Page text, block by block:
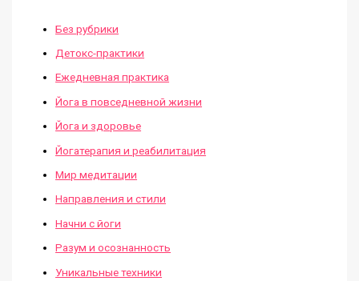
Без рубрики
Детокс-практики
Ежедневная практика
Йога в повседневной жизни
Йога и здоровье
Йогатерапия и реабилитация
Мир медитации
Направления и стили
Начни с йоги
Разум и осознанность
Уникальные техники